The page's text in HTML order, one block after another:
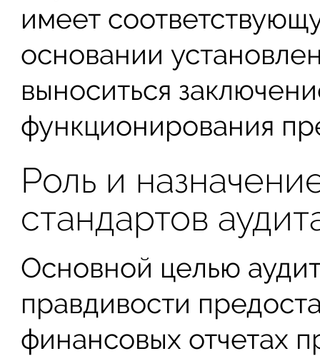
имеет
основании
выноситься
функционирования
Роль и
стандартов
Основной целью
правдивости
финансовых отчетах